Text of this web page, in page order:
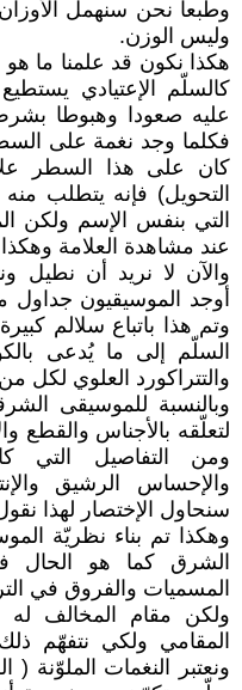
وطبعا نحن سنهمل
وليس الوزن.
هكذا نكون قد علمنا ما
كالسلّم الإعتيادي
عليه صعودا وهبوطا
فكلما وجد نغمة على
كان على هذا السطر
التحويل) فإنه يتطلب
التي بنفس الإسم ولكن
عند مشاهدة العلامة وهكذا
والآن لا نريد أن نطيل
أوجد الموسيقيون
وتم هذا باتباع سلالم
السلّم إلى ما يُدعى
والتتراكورد العلوي لكل
وبالنسبة للموسيقى
لتعلّقه بالأجناس والقطع
ومن التفاصيل التي
والإحساس الرشيق
سنحاول الإختصار لهذا
وهكذا تم بناء نظريّة
الشرق كما هو
المسميات والفروق في
ولكن مقام المخالف
المقامي ولكي نتفهّم
ونعتبر النغمات الملوّنة (